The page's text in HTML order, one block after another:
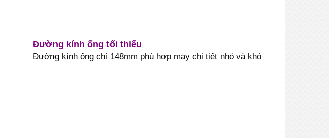
Đường kính ống tối thiểu
Đường kính ống chỉ 148mm phù hợp may chi tiết nhỏ và khó